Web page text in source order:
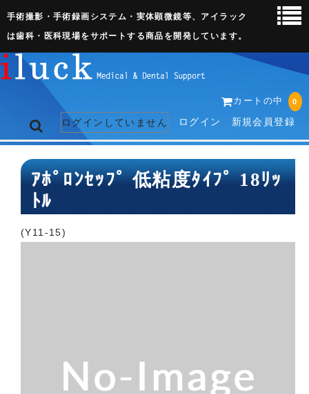
手術撮影・手術録画システム・実体顕微鏡等、アイラック
は歯科・医科現場をサポートする商品を開発しています。
カートの中 0
ログインしていません ログイン 新規会員登録
トップページ
ネット販売ページ
歯科関連機器
お問い合わせ
ｱﾎﾟﾛﾝｾｯﾌﾟ 低粘度ﾀｲﾌﾟ 18ﾘｯ
ﾄﾙ
(Y11-15)